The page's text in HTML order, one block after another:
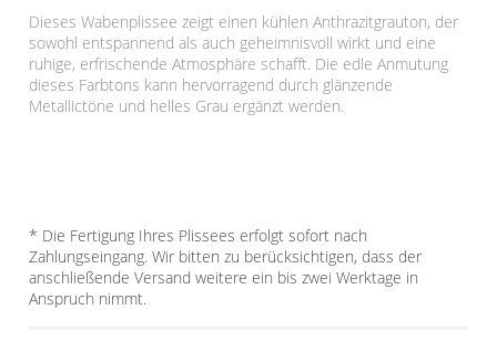
Dieses Wabenplissee zeigt einen kühlen Anthrazitgrauton, der
sowohl entspannend als auch geheimnisvoll wirkt und eine
ruhige, erfrischende Atmosphäre schafft. Die edle Anmutung
dieses Farbtons kann hervorragend durch glänzende
Metallictöne und helles Grau ergänzt werden.
* Die Fertigung Ihres Plissees erfolgt sofort nach
Zahlungseingang. Wir bitten zu berücksichtigen, dass der
anschließende Versand weitere ein bis zwei Werktage in
Anspruch nimmt.